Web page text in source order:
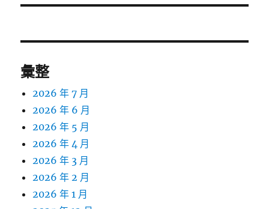
文
彙整
2026 年 7 月
2026 年 6 月
2026 年 5 月
2026 年 4 月
2026 年 3 月
2026 年 2 月
2026 年 1 月